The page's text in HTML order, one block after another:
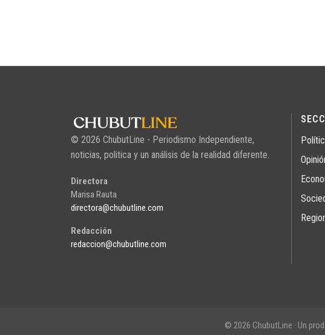
© 2026 ChubutLine - Periodismo Independiente,
noticias, politica y un análisis de la realidad diferente.
Directora
Marisa Rauta
directora@chubutline.com
Redacción
redaccion@chubutline.com
© 2026 ChubutLine · Un